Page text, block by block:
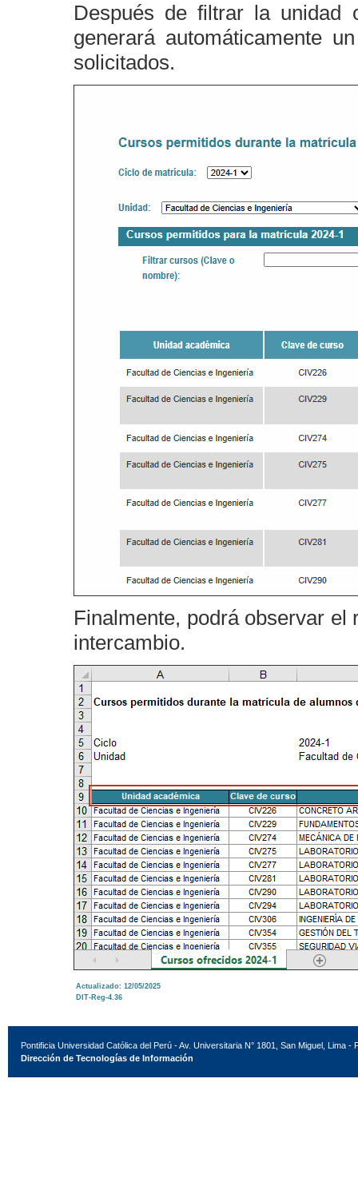
Después de filtrar la unidad
generará automáticamente
solicitados.
Finalmente, podrá observar
intercambio.
Actualizado: 12/05/2025
DIT-Reg-4.36
Pontificia Universidad Católica del Perú - Av. Universitaria N° 1801, San Miguel, Lima -
Dirección de Tecnologías de Información